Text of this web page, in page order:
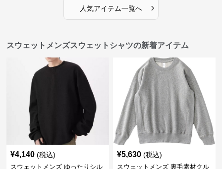
人気アイテム一覧へ ›
スウェットメンズスウェットシャツの新着アイテム
¥4,140 (税込)
スウェットメンズ ゆったりシル
¥5,630 (税込)
スウェットメンズ 裏毛素材クル